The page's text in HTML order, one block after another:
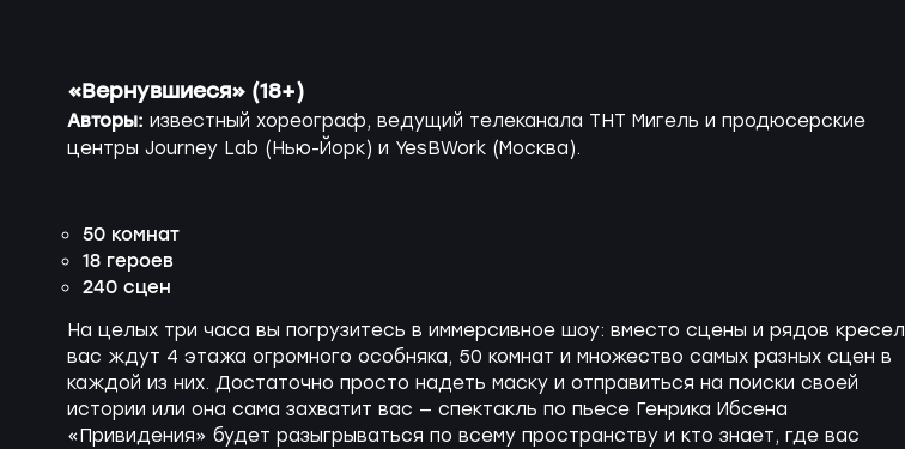
«Вернувшиеся»(18+)
Авторы: известный хореограф, ведущий телеканала ТНТ Мигель и продюсерские
центры Journey Lab (Нью-Йорк) и YesBWork (Москва).
50 комнат
18 героев
240 сцен
На целых три часа вы погрузитесь в иммерсивное шоу: вместо сцены и рядов кресел
вас ждут 4 этажа огромного особняка, 50 комнат и множество самых разных сцен в
каждой из них. Достаточно просто надеть маску и отправиться на поиски своей
истории или она сама захватит вас — спектакль по пьесе Генрика Ибсена
«Привидения» будет разыгрываться по всему пространству и кто знает, где вас